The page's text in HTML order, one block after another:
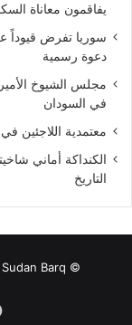
يفاقمون معاناة
سوريا تفرض قيوداً
دعوة رسمية
مجلس الشيوخ
في السودان
معتمدية اللاجئين
الكنداكة أماني
التاريخ
© Copyright 2026, All Rights Reserved |
Sudan Barq